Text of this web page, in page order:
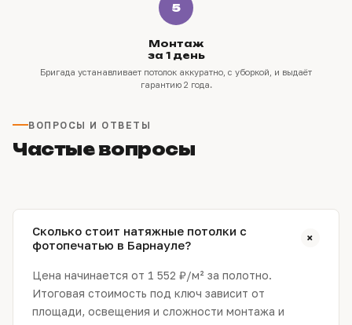
5
Монтаж
за 1 день
Бригада устанавливает потолок аккуратно, с уборкой, и выдаёт
гарантию 2 года.
ВОПРОСЫ И ОТВЕТЫ
Частые вопросы
Сколько стоит натяжные потолки с
фотопечатью в Барнауле?
+
Цена начинается от 1 552 ₽/м² за полотно.
Итоговая стоимость под ключ зависит от
площади, освещения и сложности монтажа и